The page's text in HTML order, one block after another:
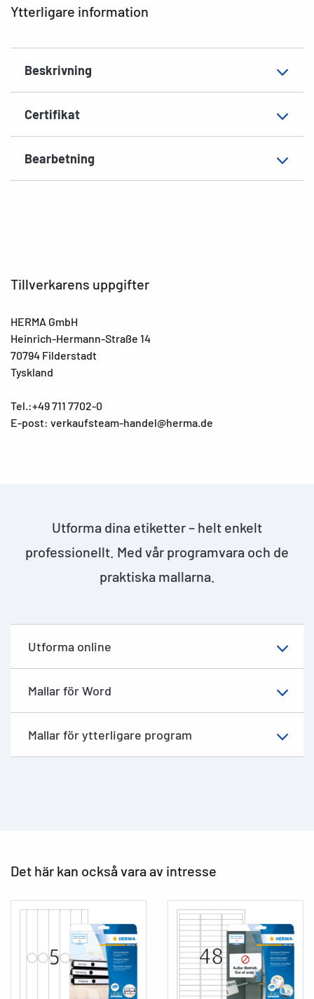
Ytterligare information
Beskrivning
Certifikat
Bearbetning
EAN 4008705051583
Tillverkarens uppgifter
HERMA GmbH
Heinrich-Hermann-Straße 14
70794 Filderstadt
Tyskland
Tel.:+49 711 7702-0
E-post: verkaufsteam-handel@herma.de
Utforma dina etiketter – helt enkelt
professionellt. Med vår programvara och de
praktiska mallarna.
Utforma online
Mallar för Word
Mallar för ytterligare program
Det här kan också vara av intresse